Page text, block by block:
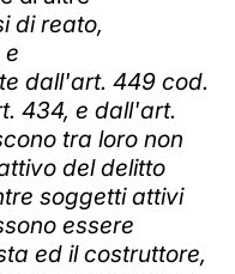
di reato,
dall'art. 449 cod.
434, e dall'art.
tra loro non
del delitto
soggetti attivi
essere
ed il costruttore,